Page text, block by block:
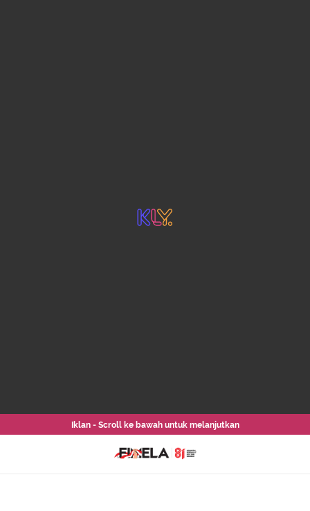
Iklan - Scroll ke bawah untuk melanjutkan